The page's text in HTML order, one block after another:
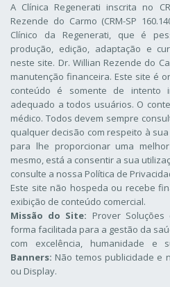
A Clínica Regenerati inscrita no
Rezende do Carmo (CRM-SP
Clínico da Regenerati, que é
produção, edição, adaptação e
neste site. Dr. Willian Rezende do
manutenção financeira. Este site é
conteúdo é somente de
adequado a todos usuários. O
médico. Todos devem sempre
qualquer decisão com respeito à
para lhe proporcionar uma
mesmo, está a consentir a sua
consulte a nossa Política de
Este site não hospeda ou recebe
exibição de conteúdo comercial.
Missão do Site: Prover
forma facilitada para a gestão da
com excelência, humanidade e
Banners: Não temos publicidade e
ou Display.